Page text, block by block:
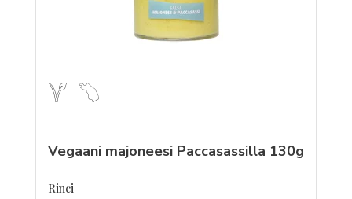
Vegaani majoneesi Paccasassilla 130g
Rinci